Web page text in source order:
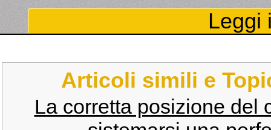
Leggi
Articoli simili e
La corretta posizione del